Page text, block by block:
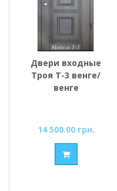
Двери входные
Троя Т-3 венге/
венге
14 500.00 грн.